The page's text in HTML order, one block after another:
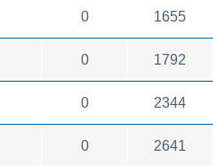
0 1655
0 1792
0 2344
0 2641